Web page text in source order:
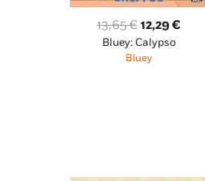
13,65€ O
preço
original
12,29€O
Bluey: Calypso
Bluey